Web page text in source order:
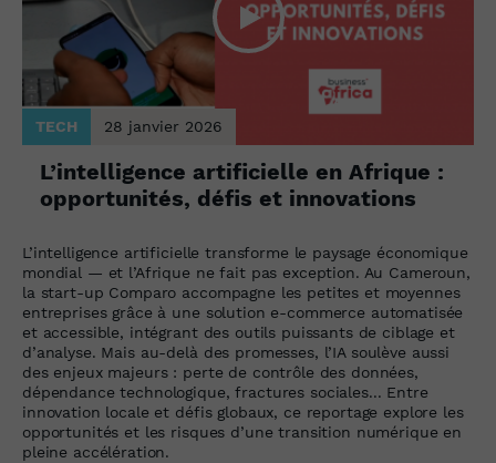
TECH 28 janvier 2026
L’intelligence artificielle en Afrique :
opportunités, défis et innovations
L’intelligence artificielle transforme le paysage économique
mondial — et l’Afrique ne fait pas exception. Au Cameroun,
la start-up Comparo accompagne les petites et moyennes
entreprises grâce à une solution e-commerce automatisée
et accessible, intégrant des outils puissants de ciblage et
d’analyse. Mais au-delà des promesses, l’IA soulève aussi
des enjeux majeurs : perte de contrôle des données,
dépendance technologique, fractures sociales... Entre
innovation locale et défis globaux, ce reportage explore les
opportunités et les risques d’une transition numérique en
pleine accélération.